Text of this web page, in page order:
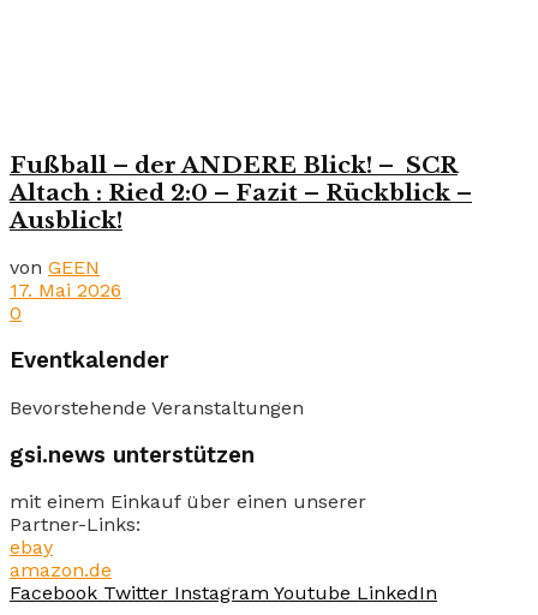
Fußball – der ANDERE Blick! – SCR
Altach : Ried 2:0 – Fazit – Rückblick –
Ausblick!
von GEEN
17. Mai 2026
0
Eventkalender
Bevorstehende Veranstaltungen
gsi.news unterstützen
mit einem Einkauf über einen unserer
Partner-Links:
ebay
amazon.de
Facebook Twitter Instagram Youtube LinkedIn